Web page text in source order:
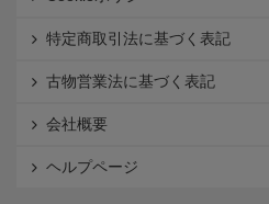
特定商取引法に基づく表記
古物営業法に基づく表記
会社概要
ヘルプページ